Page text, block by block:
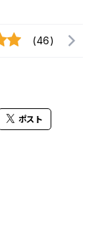
(46)
ポスト